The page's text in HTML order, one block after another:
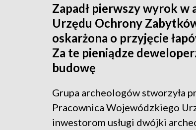
Zapadł pierwszy wyrok
Urzędu Ochrony
oskarżona o przyjęcie
Za te pieniądze
budowę
Grupa archeologów stworzyła
Pracownica Wojewódzkiego
inwestorom usługi dwójki